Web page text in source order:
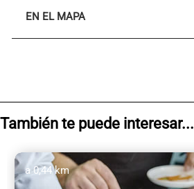
EN EL MAPA
También te puede interesar...
a 0,44 km